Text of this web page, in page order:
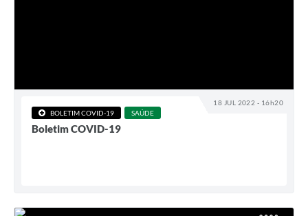
18 JUL 2022 - 16h20
BOLETIM COVID-19 SAÚDE
Boletim COVID-19